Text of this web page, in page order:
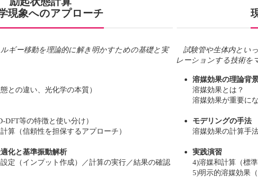
現象へのアプローチ
ギー移動を理論的に解き明かすための基礎と実
との違い、光化学の本質）
DFT等の特徴と使い分け）
算（信頼性を担保するアプローチ）
化と基準振動解析
定（インプット作成）／計算の実行／結果の確認
試験管や生体内とい
レーションする技術を
溶媒効果の理論背
溶媒効果とは？
溶媒効果が重要に
モデリングの手法
溶媒効果の計算手
実践演習
4)溶媒和計算（標
5)明示的溶媒効果